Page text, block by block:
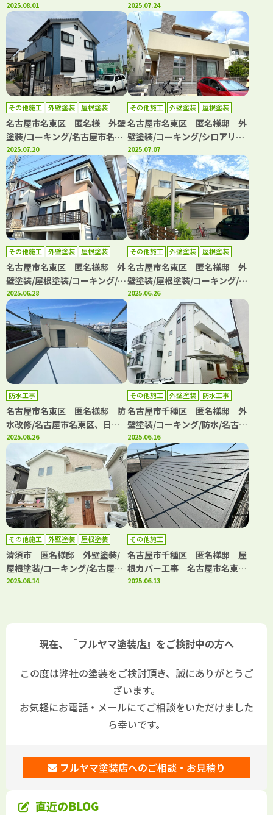
長久手市の外壁塗装屋根塗装専
門店【フルヤマ塗装店】
2025.08.01
進市の外壁塗装屋根塗装専門店
【フルヤマ塗装店】
2025.07.24
その他施工 外壁塗装 屋根塗装
名古屋市名東区 匿名様 外壁
塗装/コーキング/名古屋市名東
区、日進市の外壁塗装屋根塗装
専門店【フルヤマ塗装店】
2025.07.20
その他施工 外壁塗装 屋根塗装
名古屋市名東区 匿名様邸 外
壁塗装/コーキング/シロアリ工
事/名古屋市名東区、日進市の
外壁塗装屋根塗装専門店【フル
ヤマ塗装店】
2025.07.07
その他施工 外壁塗装 屋根塗装
名古屋市名東区 匿名様邸 外
壁塗装/屋根塗装/コーキング/名
古屋市名東区、日進市の外壁塗
装屋根塗装専門店【フルヤマ塗
装店】
2025.06.28
その他施工 外壁塗装 屋根塗装
名古屋市名東区 匿名様邸 外
壁塗装/屋根塗装/コーキング/名
古屋市名東区、日進市の外壁塗
装屋根塗装専門店【フルヤマ塗
装店】
2025.06.26
防水工事
名古屋市名東区 匿名様邸 防
水改修/名古屋市名東区、日進
市、長久手市の外壁塗装屋根塗
装専門店【フルヤマ塗装店】
2025.06.26
その他施工 外壁塗装 防水工事
名古屋市千種区 匿名様邸 外
壁塗装/コーキング/防水/名古屋
市名東区、日進市の外壁塗装屋
根塗装専門店【フルヤマ塗装
店】
2025.06.16
その他施工 外壁塗装
屋根塗装
防水工事
清須市 匿名様邸 外壁塗装/
屋根塗装/コーキング/名古屋市
名東区、日進市の外壁塗装屋根
2025.06.14
その他施工
名古屋市千種区 匿名様邸 屋
根カバー工事 名古屋市名東
区、日進市の外壁塗装屋根塗装
2025.06.13
現在、『フルヤマ塗装店』をご検討中の方へ
この度は弊社の塗装をご検討頂き、誠にありがとうご
ざいます。
お気軽にお電話・メールにてご相談をいただけました
ら幸いです。
フルヤマ塗装店へのご相談・お見積り
直近のBLOG